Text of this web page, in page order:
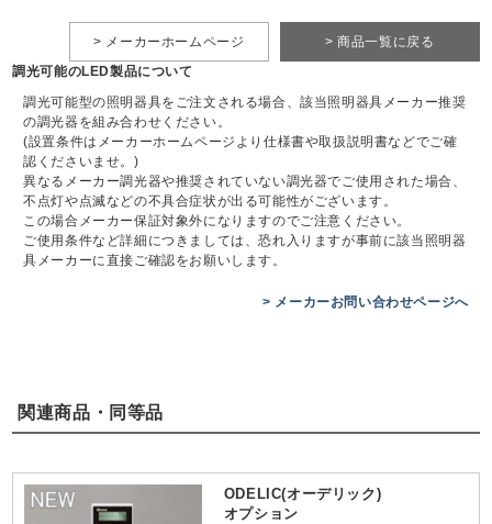
> 商品一覧に戻る
> メーカーホームページ
調光可能のLED製品について
調光可能型の照明器具をご注文される場合、該当照明器具メーカー推奨
の調光器を組み合わせください。
(設置条件はメーカーホームページより仕様書や取扱説明書などでご確
認くださいませ。)
異なるメーカー調光器や推奨されていない調光器でご使用された場合、
不点灯や点滅などの不具合症状が出る可能性がございます。
この場合メーカー保証対象外になりますのでご注意ください。
ご使用条件など詳細につきましては、恐れ入りますが事前に該当照明器
具メーカーに直接ご確認をお願いします。
> メーカーお問い合わせページへ
関連商品・同等品
ODELIC(オーデリック)
オプション